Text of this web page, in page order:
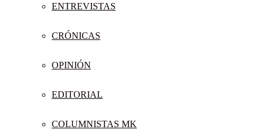
ENTREVISTAS
CRÓNICAS
OPINIÓN
EDITORIAL
COLUMNISTAS MK